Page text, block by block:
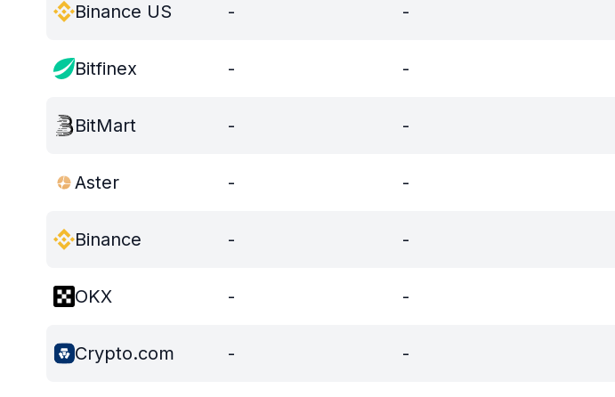
Binance US - -
Bitfinex - -
BitMart - -
Aster - -
Binance - -
OKX - -
Crypto.com - -